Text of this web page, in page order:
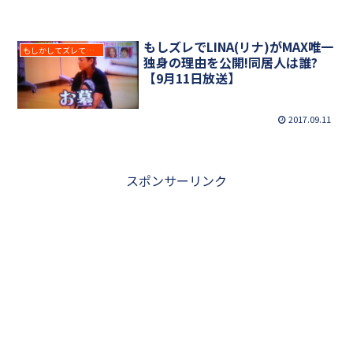
もしかしてズレてる？
もしズレでLINA(リナ)がMAX唯一
独身の理由を公開!同居人は誰?
【9月11日放送】
2017.09.11
スポンサーリンク